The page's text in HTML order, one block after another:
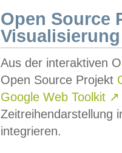
Open Source
Visualisierung
Aus der interaktiven
Open Source Projekt
Google Web Toolkit ↗
Zeitreihendarstellung
integrieren.